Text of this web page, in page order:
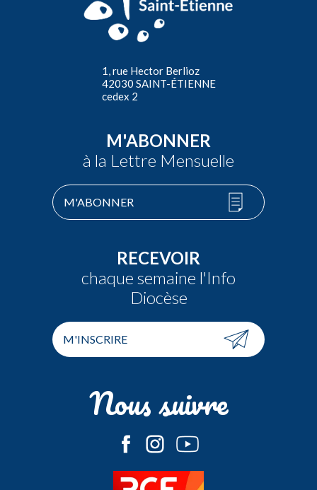
1, rue Hector Berlioz
42030 SAINT-ÉTIENNE
cedex 2
M'ABONNER
à la Lettre Mensuelle
M'ABONNER
RECEVOIR
chaque semaine l'Info
Diocèse
M'INSCRIRE
Nous suivre